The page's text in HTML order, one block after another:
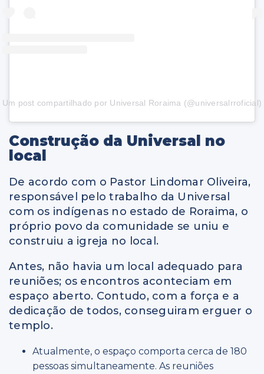
Um post compartilhado por Universal Roraima (@universalrroficial)
Construção da Universal no
local
De acordo com o Pastor Lindomar Oliveira,
responsável pelo trabalho da Universal
com os indígenas no estado de Roraima, o
próprio povo da comunidade se uniu e
construiu a igreja no local.
Antes, não havia um local adequado para
reuniões; os encontros aconteciam em
espaço aberto. Contudo, com a força e a
dedicação de todos, conseguiram erguer o
templo.
Atualmente, o espaço comporta cerca de 180
pessoas simultaneamente. As reuniões